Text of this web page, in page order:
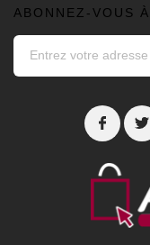
ABONNEZ-VOUS